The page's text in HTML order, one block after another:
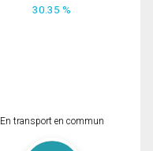
30.35 %
En transport en commun